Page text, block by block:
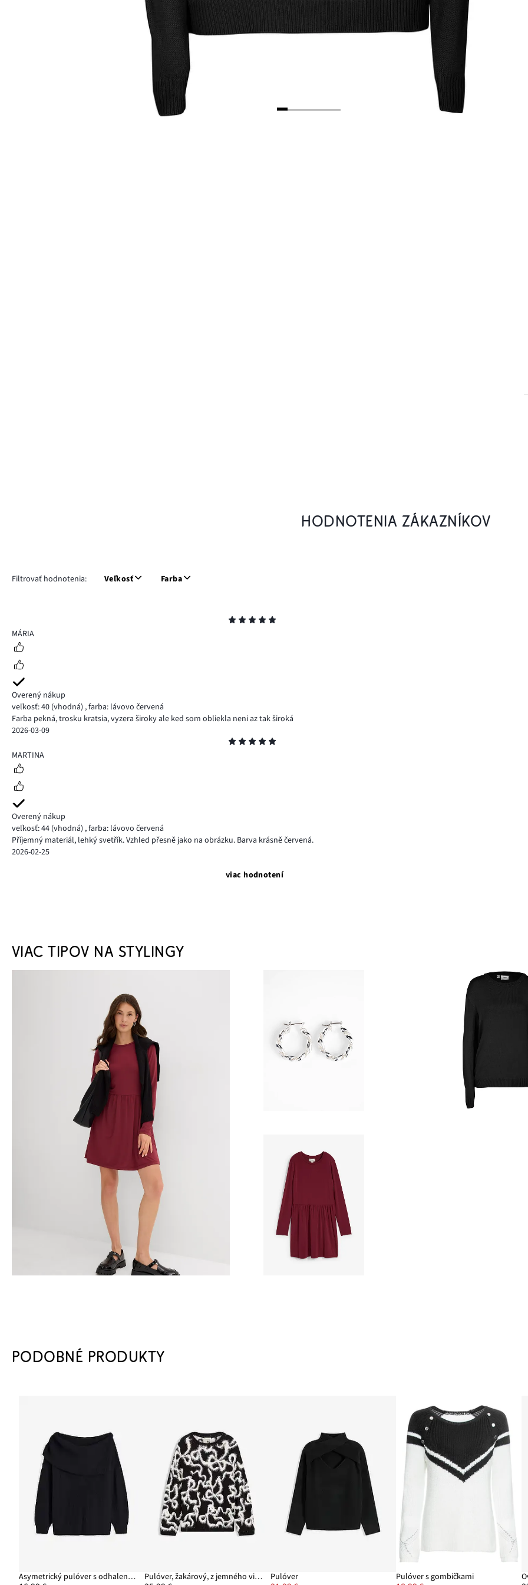
HODNOTENIA ZÁKAZNÍKOV
Filtrovať hodnotenia: Veľkosť Farba
5
MÁRIA
Overený nákup
veľkosť: 40 (vhodná) ,farba: lávovo červená
Farba pekná, trosku kratsia, vyzera široky ale ked som obliekla neni az tak široká
2026-03-09
5
MARTINA
Overený nákup
veľkosť: 44 (vhodná) ,farba: lávovo červená
Příjemný materiál, lehký svetřík. Vzhled přesně jako na obrázku. Barva krásně červená.
2026-02-25
viac hodnotení
VIAC TIPOV NA STYLINGY
PODOBNÉ PRODUKTY
Asymetrický pulóver s odhalenými plecami Pulóver, žakárový, z jemného viskózového mixu Pulóver Pulóver s gombičkami